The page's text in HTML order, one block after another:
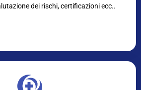
dei rischi, certificazioni ecc..